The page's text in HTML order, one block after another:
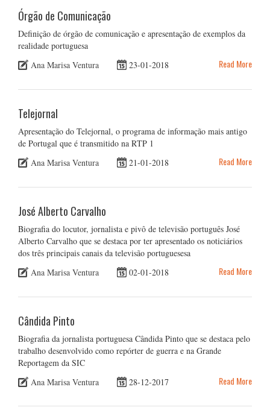
Órgão de Comunicação
Definição de órgão de comunicação e apresentação de exemplos da
realidade portuguesa
Ana Marisa Ventura
23-01-2018 Read More
Telejornal
Apresentação do Telejornal, o programa de informação mais antigo
de Portugal que é transmitido na RTP 1
Ana Marisa Ventura
21-01-2018 Read More
José Alberto Carvalho
Biografia do locutor, jornalista e pivô de televisão português José
Alberto Carvalho que se destaca por ter apresentado os noticiários
dos três principais canais da televisão portuguesesa
Ana Marisa Ventura
02-01-2018 Read More
Cândida Pinto
Biografia da jornalista portuguesa Cândida Pinto que se destaca pelo
trabalho desenvolvido como repórter de guerra e na Grande
Reportagem da SIC
Ana Marisa Ventura
28-12-2017 Read More